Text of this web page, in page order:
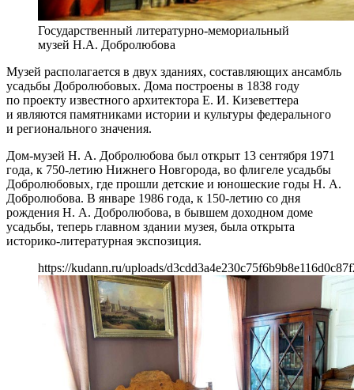
Государственный литературно-мемориальный
музей Н.А. Добролюбова
Музей располагается в двух зданиях, составляющих ансамбль
усадьбы Добролюбовых. Дома построены в 1838 году
по проекту известного архитектора Е. И. Кизеветтера
и являются памятниками истории и культуры федерального
и регионального значения.
Дом-музей Н. А. Добролюбова был открыт 13 сентября 1971
года, к 750-летию Нижнего Новгорода, во флигеле усадьбы
Добролюбовых, где прошли детские и юношеские годы Н. А.
Добролюбова. В январе 1986 года, к 150-летию со дня
рождения Н. А. Добролюбова, в бывшем доходном доме
усадьбы, теперь главном здании музея, была открыта
историко-литературная экспозиция.
https://kudann.ru/uploads/